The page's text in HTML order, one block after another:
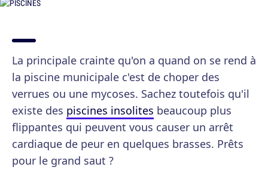
La principale crainte qu'on a quand on se rend à
la piscine municipale c'est de choper des
verrues ou une mycoses. Sachez toutefois qu'il
existe des piscines insolites beaucoup plus
flippantes qui peuvent vous causer un arrêt
cardiaque de peur en quelques brasses. Prêts
pour le grand saut ?